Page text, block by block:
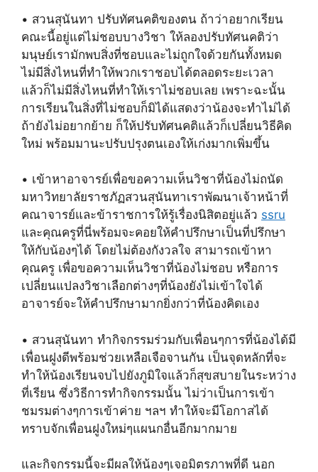
• สวนสุนันทา ปรับทัศนคติของตน ถ้าว่าอยากเรียน
คณะนี้อยู่แต่ไม่ชอบบางวิชา ให้ลองปรับทัศนคติว่า
มนุษย์เรามักพบสิ่งที่ชอบและไม่ถูกใจด้วยกันทั้งหมด
ไม่มีสิ่งไหนที่ทำให้พวกเราชอบได้ตลอดระยะเวลา
แล้วก็ไม่มีสิ่งไหนที่ทำให้เราไม่ชอบเลย เพราะฉะนั้น
การเรียนในสิ่งที่ไม่ชอบก็มิได้แสดงว่าน้องจะทำไม่ได้
ถ้ายังไม่อยากย้าย ก็ให้ปรับทัศนคติแล้วก็เปลี่ยนวิธีคิด
ใหม่ พร้อมมานะปรับปรุงตนเองให้เก่งมากเพิ่มขึ้น
• เข้าหาอาจารย์เพื่อขอความเห็นวิชาที่น้องไม่ถนัด
มหาวิทยาลัยราชภัฏสวนสุนันทาเราพัฒนาเจ้าหน้าที่
คณาจารย์และข้าราชการให้รู้เรื่องนิสิตอยู่แล้ว ssru
และคุณครูที่นี่พร้อมจะคอยให้คำปรึกษาเป็นที่ปรึกษา
ให้กับน้องๆได้ โดยไม่ต้องกังวลใจ สามารถเข้าหา
คุณครู เพื่อขอความเห็นวิชาที่น้องไม่ชอบ หรือการ
เปลี่ยนแปลงวิชาเลือกต่างๆที่น้องยังไม่เข้าใจได้
อาจารย์จะให้คำปรึกษามากยิ่งกว่าที่น้องคิดเอง
• สวนสุนันทา ทำกิจกรรมร่วมกับเพื่อนๆการที่น้องได้มี
เพื่อนฝูงดีพร้อมช่วยเหลือเจือจานกัน เป็นจุดหลักที่จะ
ทำให้น้องเรียนจบไปยังภูมิใจแล้วก็สุขสบายในระหว่าง
ที่เรียน ซึ่งวิธีการทำกิจกรรมนั้น ไม่ว่าเป็นการเข้า
ชมรมต่างๆการเข้าค่าย ฯลฯ ทำให้จะมีโอกาสได้
ทราบจักเพื่อนฝูงใหม่ๆแผนกอื่นอีกมากมาย
และกิจกรรมนี้จะมีผลให้น้องๆเจอมิตรภาพที่ดี นอก